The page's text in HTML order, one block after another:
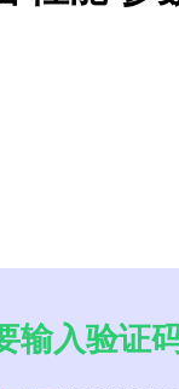
输入验证